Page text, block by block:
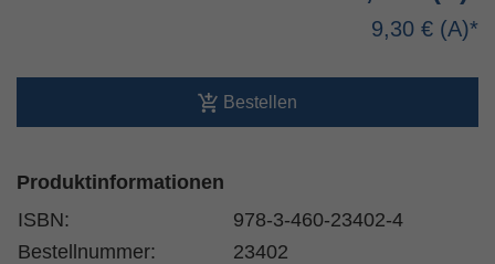
9,30 €
Bestellen
Produktinformationen
ISBN:
978-3-460-23402-4
Bestellnummer:
23402